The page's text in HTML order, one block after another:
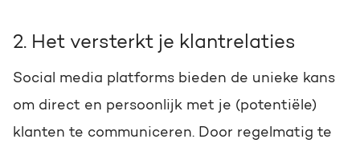
2. Het versterkt je klantrelaties
Social media platforms bieden de unieke kans
om direct en persoonlijk met je (potentiële)
klanten te communiceren. Door regelmatig te